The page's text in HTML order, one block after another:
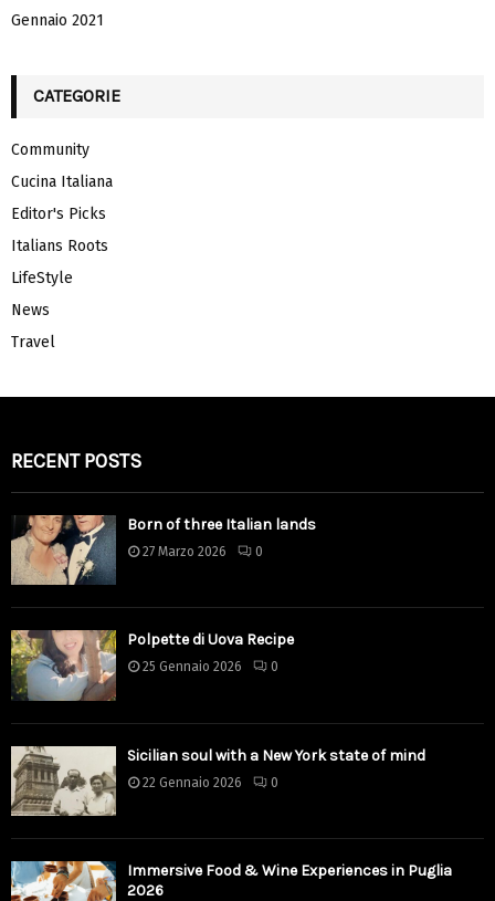
Gennaio 2021
CATEGORIE
Community
Cucina Italiana
Editor's Picks
Italians Roots
LifeStyle
News
Travel
RECENT POSTS
Born of three Italian lands
27 Marzo 2026 0
Polpette di Uova Recipe
25 Gennaio 2026 0
Sicilian soul with a New York state of mind
22 Gennaio 2026 0
Immersive Food & Wine Experiences in Puglia
2026